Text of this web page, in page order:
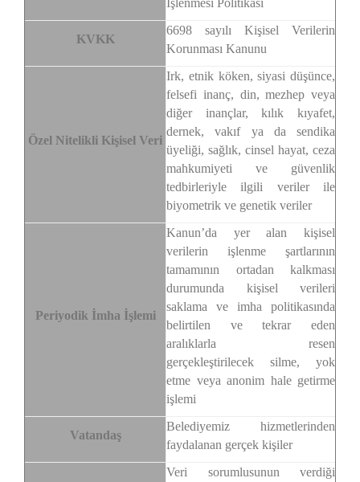
İşlenmesi Politikası
KVKK
6698 sayılı Kişisel Verilerin
Korunması Kanunu
Özel Nitelikli Kişisel Veri
Irk, etnik köken, siyasi düşünce,
felsefi inanç, din, mezhep veya
diğer inançlar, kılık kıyafet,
dernek, vakıf ya da sendika
üyeliği, sağlık, cinsel hayat, ceza
mahkumiyeti ve güvenlik
tedbirleriyle ilgili veriler ile
biyometrik ve genetik veriler
Periyodik İmha İşlemi
Kanun’da yer alan kişisel
verilerin işlenme şartlarının
tamamının ortadan kalkması
durumunda kişisel verileri
saklama ve imha politikasında
belirtilen ve tekrar eden
aralıklarla resen
gerçekleştirilecek silme, yok
etme veya anonim hale getirme
işlemi
Vatandaş
Belediyemiz hizmetlerinden
faydalanan gerçek kişiler
Veri sorumlusunun verdiği